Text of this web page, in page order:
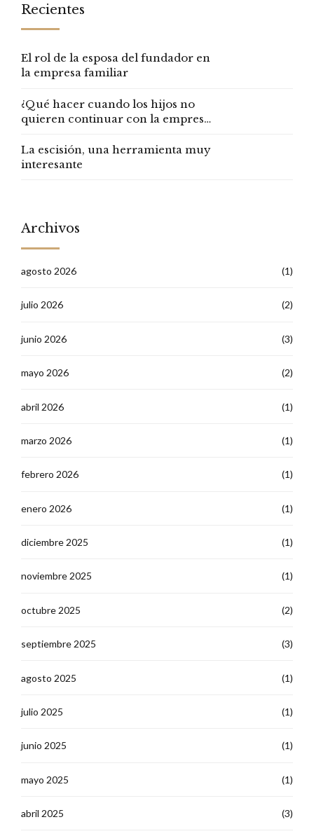
Recientes
El rol de la esposa del fundador en
la empresa familiar
¿Qué hacer cuando los hijos no
quieren continuar con la empresa
La escisión, una herramienta muy
interesante
Archivos
agosto 2026 (1)
julio 2026 (2)
junio 2026 (3)
mayo 2026 (2)
abril 2026 (1)
marzo 2026 (1)
febrero 2026 (1)
enero 2026 (1)
diciembre 2025 (1)
noviembre 2025 (1)
octubre 2025 (2)
septiembre 2025 (3)
agosto 2025 (1)
julio 2025 (1)
junio 2025 (1)
mayo 2025 (1)
abril 2025 (3)